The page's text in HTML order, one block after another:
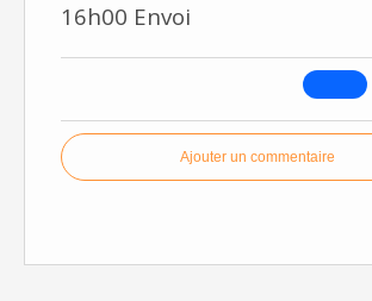
16h00 Envoi
Ajouter un commentaire